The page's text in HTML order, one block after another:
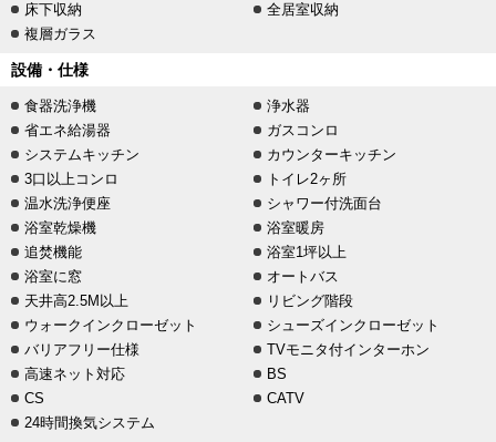
床下収納
全居室収納
複層ガラス
設備・仕様
食器洗浄機
浄水器
省エネ給湯器
ガスコンロ
システムキッチン
カウンターキッチン
3口以上コンロ
トイレ2ヶ所
温水洗浄便座
シャワー付洗面台
浴室乾燥機
浴室暖房
追焚機能
浴室1坪以上
浴室に窓
オートバス
天井高2.5M以上
リビング階段
ウォークインクローゼット
シューズインクローゼット
バリアフリー仕様
TVモニタ付インターホン
高速ネット対応
BS
CS
CATV
24時間換気システム